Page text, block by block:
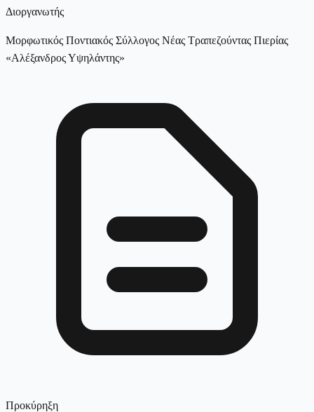
Διοργανωτής
Μορφωτικός Ποντιακός Σύλλογος Νέας Τραπεζούντας Πιερίας
«Αλέξανδρος Υψηλάντης»
Προκύρηξη